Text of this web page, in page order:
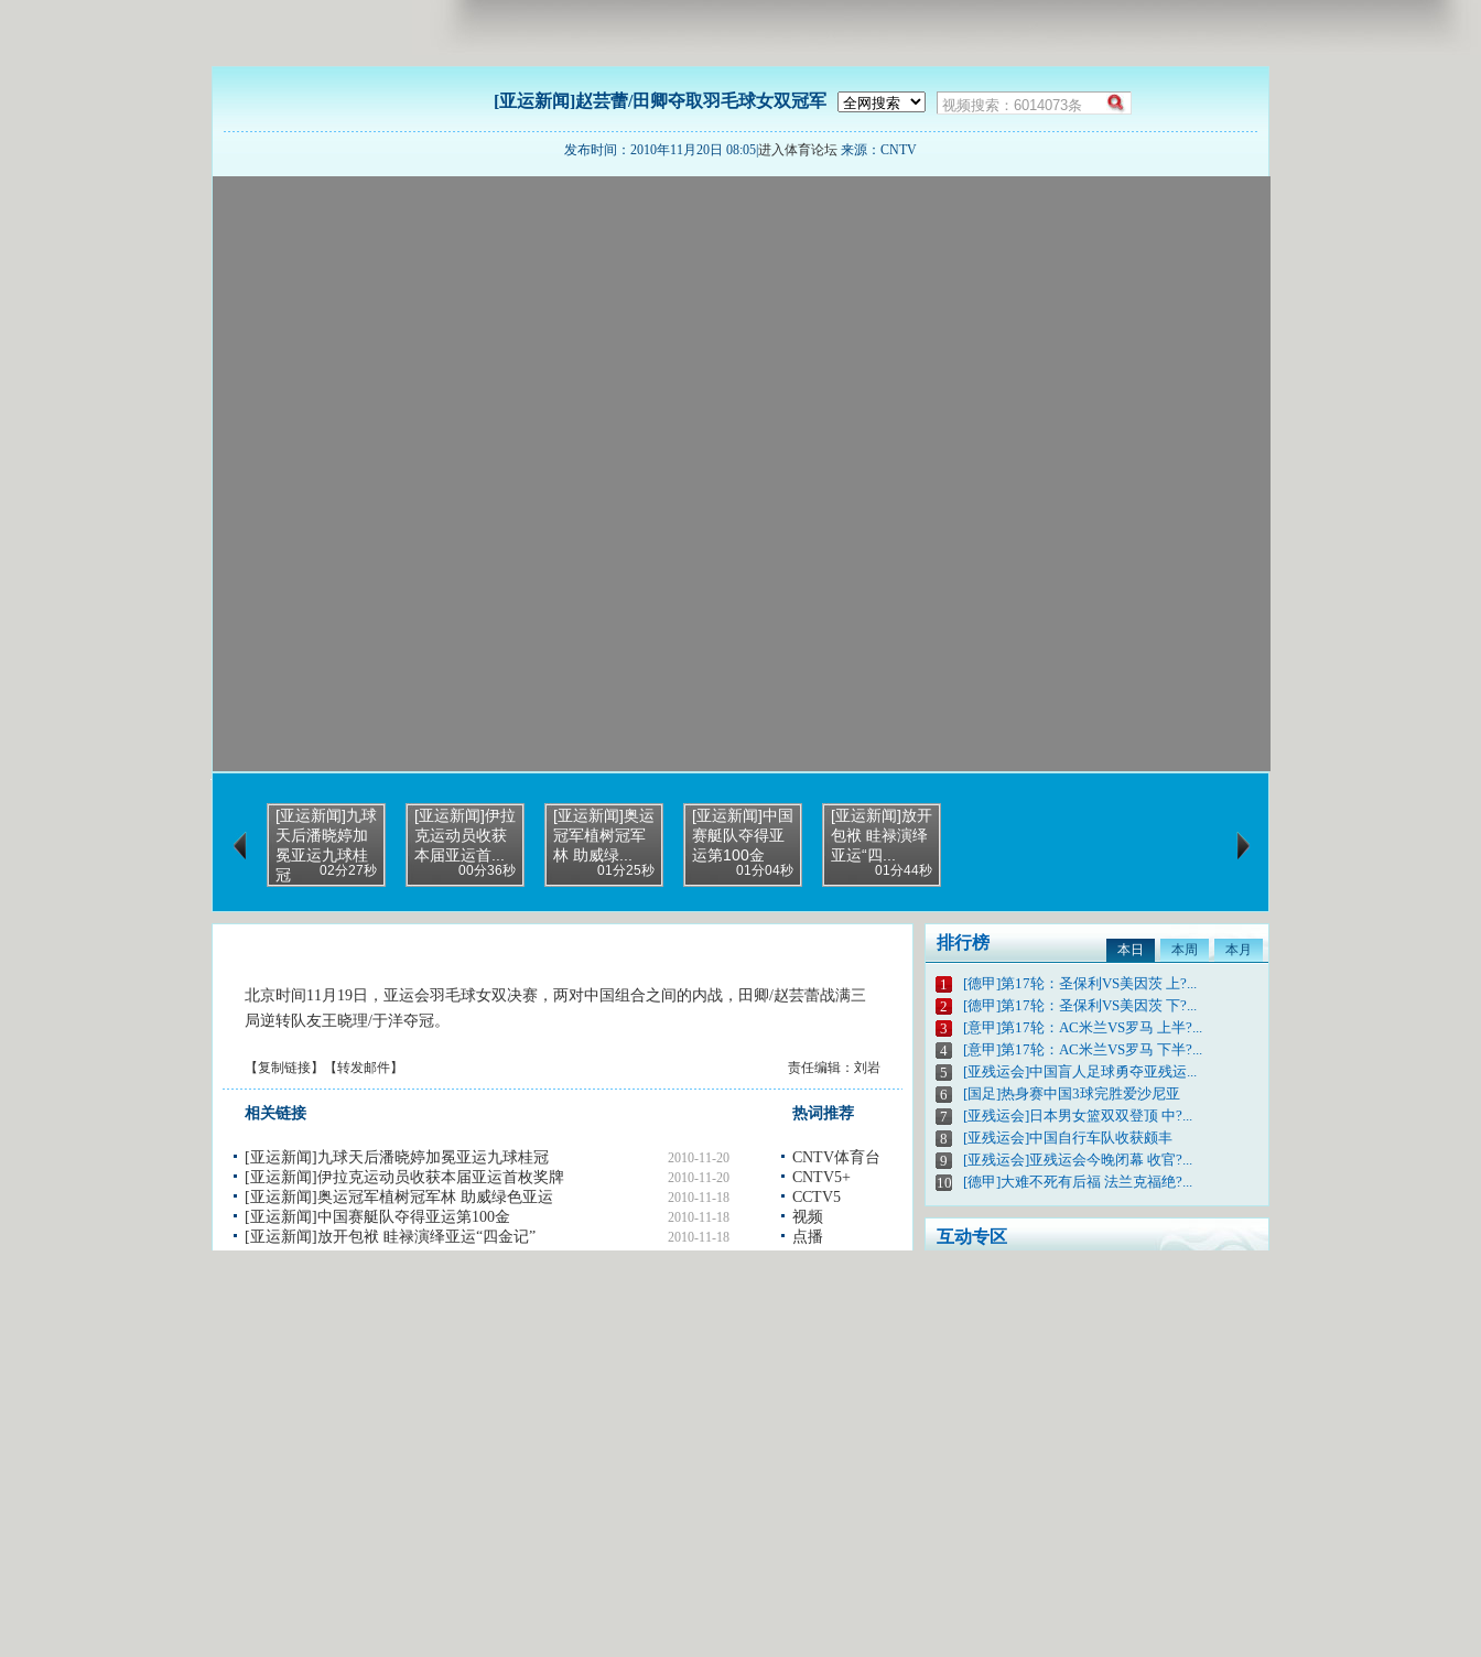
[亚运新闻]赵芸蕾/田卿夺取羽毛球女双冠军
发布时间：2010年11月20日 08:05|进入体育论坛 来源：CNTV
[亚运新闻]九球
天后潘晓婷加
冕亚运九球桂
冠
02分27秒
[亚运新闻]伊拉
克运动员收获
本届亚运首...
00分36秒
[亚运新闻]奥运
冠军植树冠军
林 助威绿...
01分25秒
[亚运新闻]中国
赛艇队夺得亚
运第100金
01分04秒
[亚运新闻]放开
包袱 眭禄演绎
亚运“四...
01分44秒
北京时间11月19日，亚运会羽毛球女双决赛，两对中国组合之间的内战，田卿/赵芸蕾战满三
局逆转队友王晓理/于洋夺冠。
责任编辑：刘岩
【复制链接】【转发邮件】
相关链接
[亚运新闻]九球天后潘晓婷加冕亚运九球桂冠 2010-11-20
[亚运新闻]伊拉克运动员收获本届亚运首枚奖牌 2010-11-20
[亚运新闻]奥运冠军植树冠军林 助威绿色亚运 2010-11-18
[亚运新闻]中国赛艇队夺得亚运第100金 2010-11-18
[亚运新闻]放开包袱 眭禄演绎亚运“四金记” 2010-11-18
热词推荐
CNTV体育台
CNTV5+
CCTV5
视频
点播
排行榜 本日 本周 本月
1
[德甲]第17轮：圣保利VS美因茨 上?...
2
[德甲]第17轮：圣保利VS美因茨 下?...
3
[意甲]第17轮：AC米兰VS罗马 上半?...
4
[意甲]第17轮：AC米兰VS罗马 下半?...
5
[亚残运会]中国盲人足球勇夺亚残运...
6
[国足]热身赛中国3球完胜爱沙尼亚
7
[亚残运会]日本男女篮双双登顶 中?...
8
[亚残运会]中国自行车队收获颇丰
9
[亚残运会]亚残运会今晚闭幕 收官?...
10
[德甲]大难不死有后福 法兰克福绝?...
互动专区